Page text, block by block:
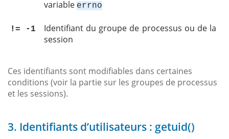
variable errno
!= -1
Identifiant du groupe de processus ou de la
session
Ces identifiants sont modifiables dans certaines
conditions (voir la partie sur les groupes de processus
et les sessions).
3. Identifiants d’utilisateurs : getuid()